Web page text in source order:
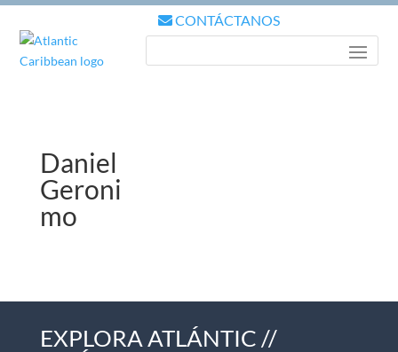
CONTÁCTANOS
Daniel
Geroni
mo
EXPLORA ATLÁNTIC //